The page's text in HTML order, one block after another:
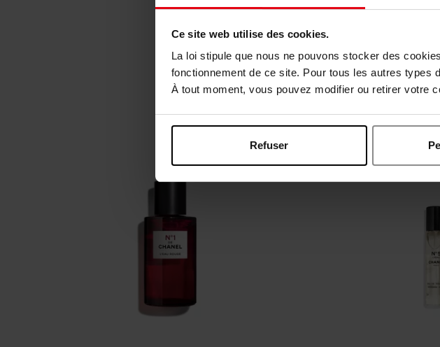
Ce site web utilise des cookies.
La loi stipule que nous ne pouvons stocker des
fonctionnement de ce site. Pour tous les autres types
À tout moment, vous pouvez modifier ou retirer votre
Refuser